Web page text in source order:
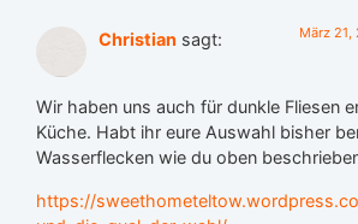
Christian sagt: März 21,
Wir haben uns auch für dunkle Fliesen
Küche. Habt ihr eure Auswahl bisher
Wasserflecken wie du oben
https://